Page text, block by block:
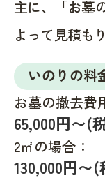
主に、「お墓
よって見積も
いのりの料
お墓の撤去費
65,000円〜(
2㎡の場合：
130,000円〜